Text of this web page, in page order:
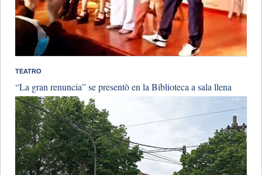
TEATRO
“La gran renuncia” se presentò en la Biblioteca a sala llena